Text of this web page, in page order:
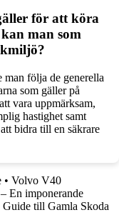
för att köra
man som
man följa de generella
som gäller på
vara uppmärksam,
hastighet samt
bidra till en säkrare
• Volvo V40
En imponerande
till Gamla Skoda